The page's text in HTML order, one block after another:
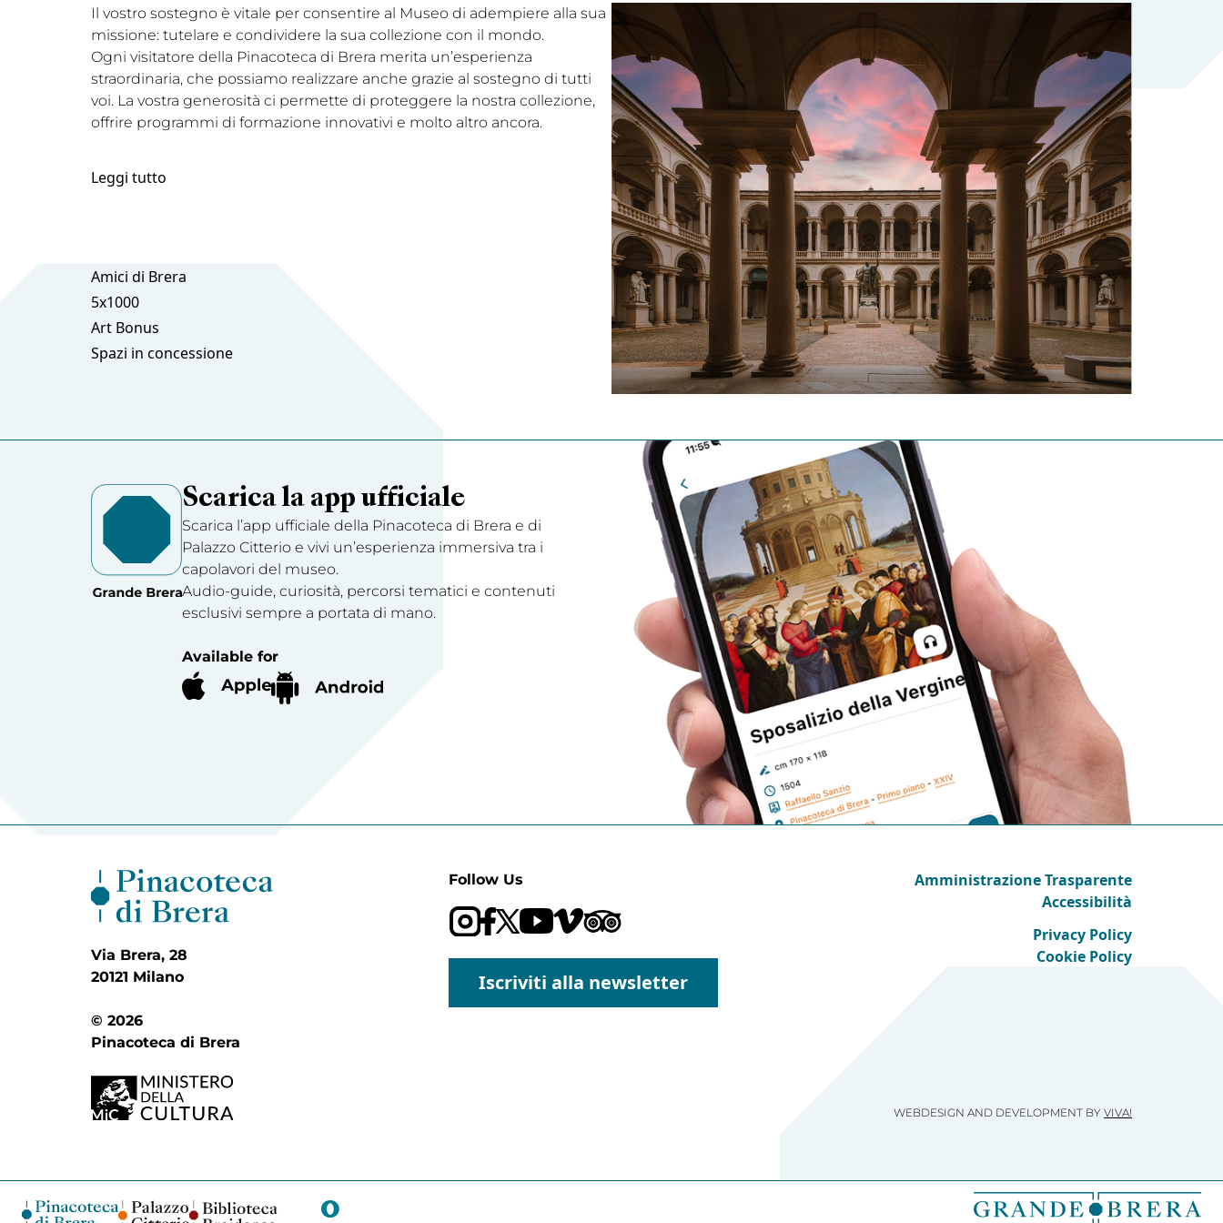
Il vostro sostegno è vitale per consentire al Museo di adempiere alla sua
missione: tutelare e condividere la sua collezione con il mondo.
Ogni visitatore della Pinacoteca di Brera merita un’esperienza
straordinaria, che possiamo realizzare anche grazie al sostegno di tutti
voi. La vostra generosità ci permette di proteggere la nostra collezione,
offrire programmi di formazione innovativi e molto altro ancora.
Leggi tutto
Amici di Brera
5x1000
Art Bonus
Spazi in concessione
Scarica la app ufficiale
Scarica l’app ufficiale della Pinacoteca di Brera e di
Palazzo Citterio e vivi un’esperienza immersiva tra i
capolavori del museo.
Audio-guide, curiosità, percorsi tematici e contenuti
esclusivi sempre a portata di mano.
Available for
Via Brera, 28
20121 Milano
© 2026
Pinacoteca di Brera
Follow Us
Iscriviti alla newsletter
Amministrazione Trasparente
Accessibilità
Privacy Policy
Cookie Policy
WEBDESIGN AND DEVELOPMENT BY VIVA!